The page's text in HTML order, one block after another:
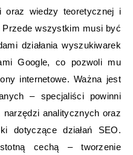
oraz wiedzy teoretycznej i
wszystkim musi być
działania wyszukiwarek
Google, co pozwoli mu
internetowe. Ważna jest
– specjaliści powinni
analitycznych oraz
dotyczące działań SEO.
cechą – tworzenie